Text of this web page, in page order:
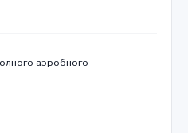
аэробного